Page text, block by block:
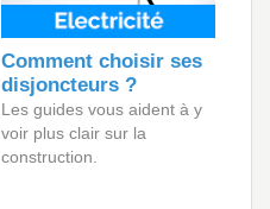
Comment choisir ses
disjoncteurs ?
Les guides vous aident à y
voir plus clair sur la
construction.